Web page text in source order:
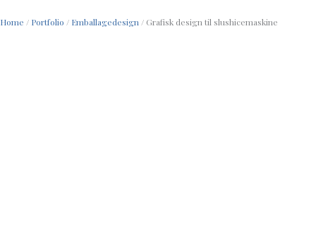
Home / Portfolio / Emballagedesign / Grafisk design til slushicemaskine